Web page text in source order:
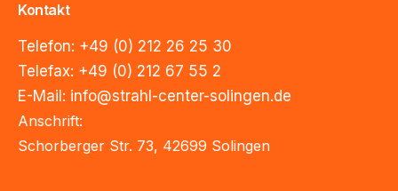
Kontakt
Telefon: +49 (0) 212 26 25 30
Telefax: +49 (0) 212 67 55 2
E-Mail : info@strahl-center-solingen.de
Anschrift:
Schorberger Str. 73, 42699 Solingen